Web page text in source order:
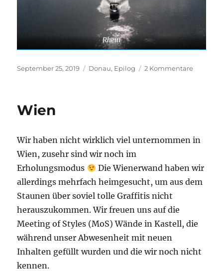
Rhein
Veröffentlicht
September 25, 2019 Kategorien
Donau, Epilog 2 Kommentarezu
Wien
Wir haben nicht wirklich viel unternommen in
Wien, zusehr sind wir noch im
Erholungsmodus
Die Wienerwand haben wir
allerdings mehrfach heimgesucht, um aus dem
Staunen über soviel tolle Graffitis nicht
herauszukommen. Wir freuen uns auf die
Meeting of Styles (MoS) Wände in Kastell, die
während unser Abwesenheit mit neuen
Inhalten gefüllt wurden und die wir noch nicht
kennen.